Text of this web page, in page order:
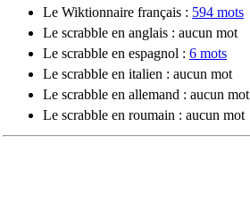
Le Wiktionnaire français : 594 mots
Le scrabble en anglais : aucun mot
Le scrabble en espagnol : 6 mots
Le scrabble en italien : aucun mot
Le scrabble en allemand : aucun mot
Le scrabble en roumain : aucun mot